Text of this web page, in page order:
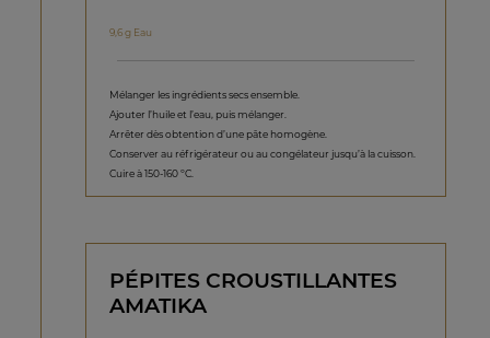
9,6 g Eau
Mélanger les ingrédients secs ensemble.
Ajouter l’huile et l’eau, puis mélanger.
Arrêter dès obtention d’une pâte homogène.
Conserver au réfrigérateur ou au congélateur jusqu’à la cuisson.
Cuire à 150-160 ºC.
PÉPITES CROUSTILLANTES
AMATIKA